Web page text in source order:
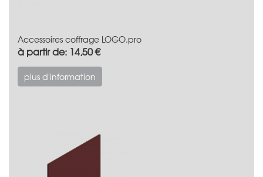
Accessoires coffrage LOGO.pro
à partir de: 14,50 €
plus d'information